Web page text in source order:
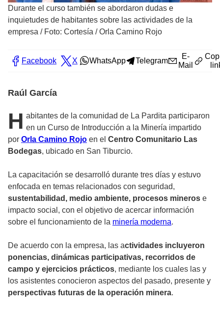
Durante el curso también se abordaron dudas e
inquietudes de habitantes sobre las actividades de la
empresa / Foto: Cortesía / Orla Camino Rojo
Facebook X WhatsApp Telegram
E-
Mail
Raúl García
H abitantes de la comunidad de La Pardita participaron
en un Curso de Introducción a la Minería impartido
por Orla Camino Rojo en el Centro Comunitario Las
Bodegas, ubicado en San Tiburcio.
La capacitación se desarrolló durante tres días y estuvo
enfocada en temas relacionados con seguridad,
sustentabilidad, medio ambiente, procesos mineros e
impacto social, con el objetivo de acercar información
sobre el funcionamiento de la minería moderna.
De acuerdo con la empresa, las actividades incluyeron
ponencias, dinámicas participativas, recorridos de
campo y ejercicios prácticos, mediante los cuales las y
los asistentes conocieron aspectos del pasado, presente y
perspectivas futuras de la operación minera.